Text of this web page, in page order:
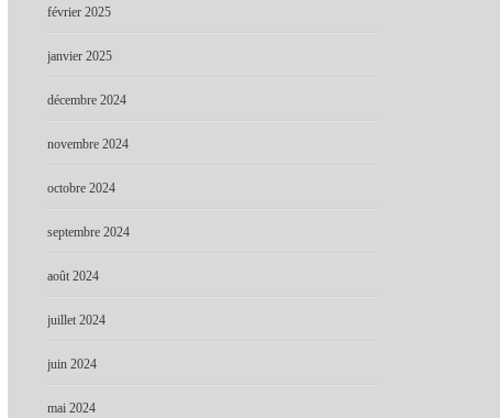
février 2025
janvier 2025
décembre 2024
novembre 2024
octobre 2024
septembre 2024
août 2024
juillet 2024
juin 2024
mai 2024